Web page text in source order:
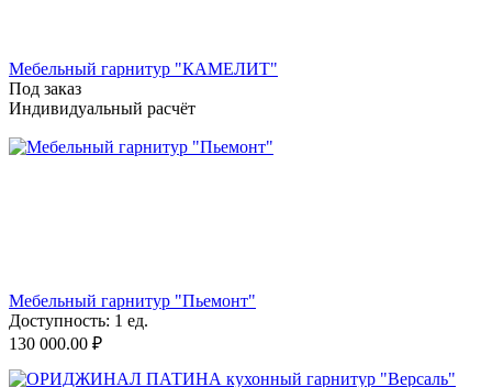
Мебельный гарнитур "КАМЕЛИТ"
Под заказ
Индивидуальный расчёт
Мебельный гарнитур "Пьемонт"
Доступность: 1 ед.
130 000.00 ₽